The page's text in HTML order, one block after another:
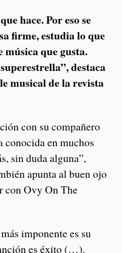
hace. Por eso se
firme, estudia lo que
música que gusta.
destaca
musical de la revista
con su compañero
en muchos
sin duda alguna”,
apunta al buen ojo
con Ovy On The
imponente es su
es éxito (…).